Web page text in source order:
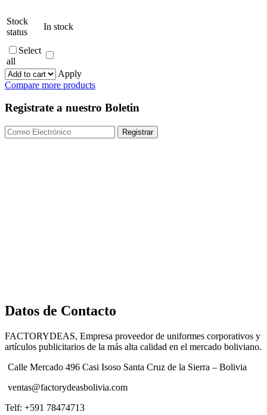
Stock
status
In stock
Select
all
Apply
Compare more products
Registrate a nuestro Boletin
Datos de Contacto
FACTORYDEAS, Empresa proveedor de uniformes corporativos y
artículos publicitarios de la más alta calidad en el mercado boliviano.
Calle Mercado 496 Casi Isoso Santa Cruz de la Sierra – Bolivia
ventas@factorydeasbolivia.com
Telf: +591 78474713